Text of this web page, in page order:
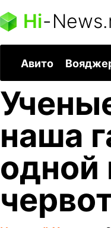
Hi-
Авито
наша
одной